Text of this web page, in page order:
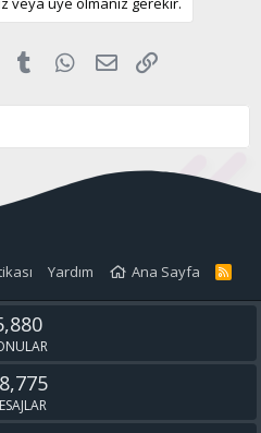
Pinterest
Tumblr WhatsApp
E-posta
Yardım Ana Sayfa
R
S